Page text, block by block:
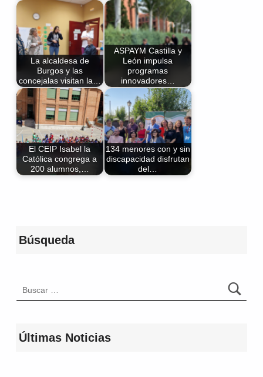
La alcaldesa de
Burgos y las
concejalas visitan la…
ASPAYM Castilla y
León impulsa
programas
innovadores…
El CEIP Isabel la
Católica congrega a
200 alumnos,…
134 menores con y sin
discapacidad disfrutan
del…
Búsqueda
Últimas Noticias